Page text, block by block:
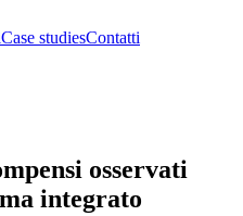
Case studiesContatti
osservati
integrato